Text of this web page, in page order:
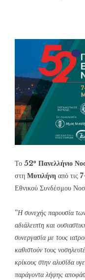
Το 52ο Πανελλήνιο
στη Μυτιλήνη από τις
Εθνικού Συνδέσμου
“Η συνεχής παρουσία
αδιάλειπτη και
συνεργασία με τους
καθιστούν τους
κρίκους στην αλυσίδα
παράγοντα λήψης